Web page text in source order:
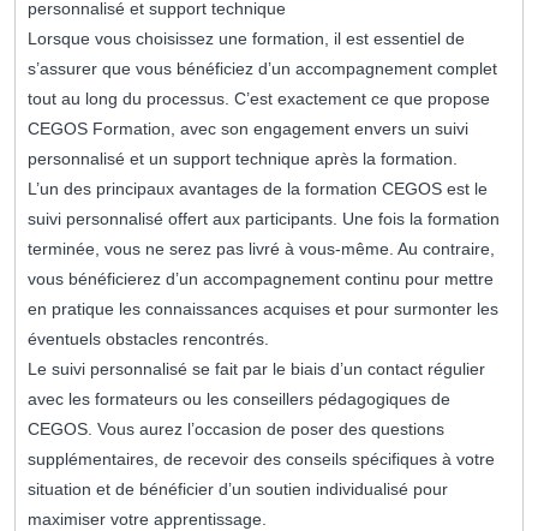
personnalisé et support technique
Lorsque vous choisissez une formation, il est essentiel de
s’assurer que vous bénéficiez d’un accompagnement complet
tout au long du processus. C’est exactement ce que propose
CEGOS Formation, avec son engagement envers un suivi
personnalisé et un support technique après la formation.
L’un des principaux avantages de la formation CEGOS est le
suivi personnalisé offert aux participants. Une fois la formation
terminée, vous ne serez pas livré à vous-même. Au contraire,
vous bénéficierez d’un accompagnement continu pour mettre
en pratique les connaissances acquises et pour surmonter les
éventuels obstacles rencontrés.
Le suivi personnalisé se fait par le biais d’un contact régulier
avec les formateurs ou les conseillers pédagogiques de
CEGOS. Vous aurez l’occasion de poser des questions
supplémentaires, de recevoir des conseils spécifiques à votre
situation et de bénéficier d’un soutien individualisé pour
maximiser votre apprentissage.